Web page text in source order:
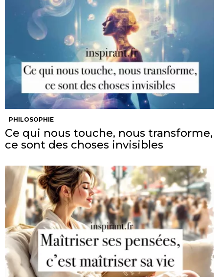
PHILOSOPHIE
Ce qui nous touche, nous transforme,
ce sont des choses invisibles